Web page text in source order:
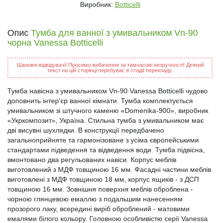
Виробник: Botticelli
Опис Тумба для ванної з умивальником Vn-90
чорна Vanessa Botticelli
Шановні відвідувачі! Просимо вибачення за тимчасові незручності! Деякий
текст на цій сторінці перебуває в стадії перекладу.
Тумба навісна з умивальником Vn-90 Vanessa Botticelli чудово
доповнить інтер'єр ванної кімнати. Тумба комплектується
умивальником зі штучного каменю «Domenika-900», виробник
«Укркомпозит», Україна. Стильна тумба з умивальником має
дві висувні шухлядки. В конструкції передбачено
загальноприйняте та гармонізоване з усіма європейськими
стандартами підведення та відведення води. Тумба підвісна,
вмонтовано два регульованих навіси. Корпус меблів
виготовлений з МДФ товщиною 16 мм. Фасадні частини меблів
виготовлені з МДФ товщиною 18 мм, корпус ящиків - з ДСП
товщиною 16 мм. Зовнішня поверхня меблів оброблена -
чорною глянцевою емаллю з подальшим нанесенням
прозорого лаку, всередині виріб оброблений - матовими
емалями білого кольору. Головною особливістю серії Vanessa